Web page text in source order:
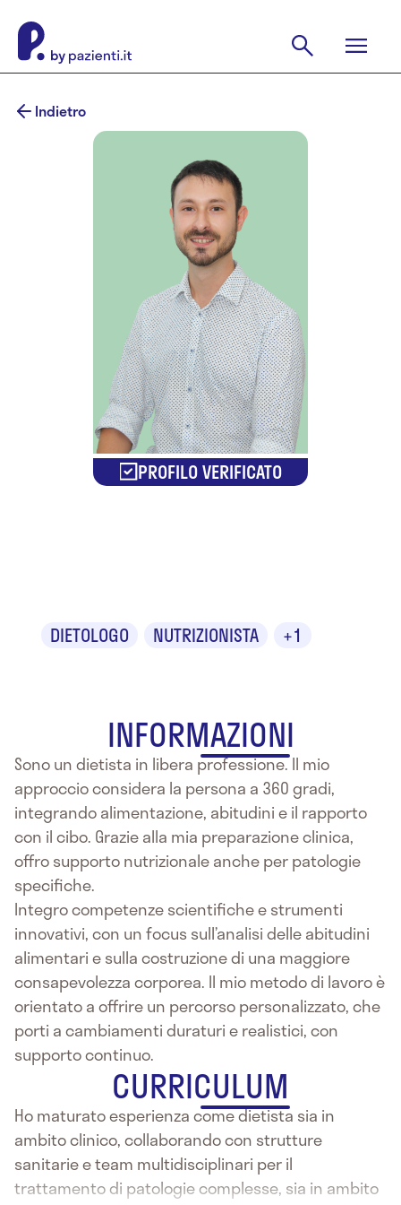
Indietro
PROFILO VERIFICATO
DIETOLOGO NUTRIZIONISTA +1
INFORMAZIONI
Sono un dietista in libera professione. Il mio
approccio considera la persona a 360 gradi,
integrando alimentazione, abitudini e il rapporto
con il cibo. Grazie alla mia preparazione clinica,
offro supporto nutrizionale anche per patologie
specifiche.
Integro competenze scientifiche e strumenti
innovativi, con un focus sull’analisi delle abitudini
alimentari e sulla costruzione di una maggiore
consapevolezza corporea. Il mio metodo di lavoro è
orientato a offrire un percorso personalizzato, che
porti a cambiamenti duraturi e realistici, con
supporto continuo.
CURRICULUM
Ho maturato esperienza come dietista sia in
ambito clinico, collaborando con strutture
sanitarie e team multidisciplinari per il
trattamento di patologie complesse, sia in ambito